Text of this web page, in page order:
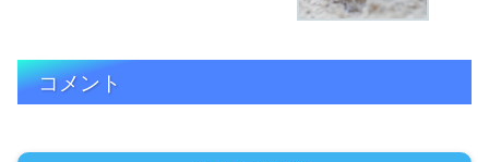
コメント